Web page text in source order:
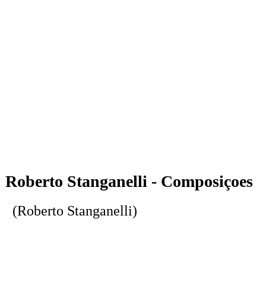
Roberto Stanganelli - Composiçoes
(Roberto Stanganelli)